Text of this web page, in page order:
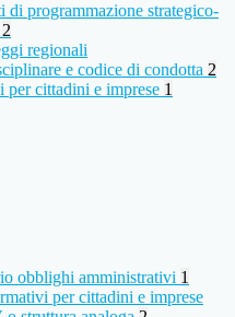
di programmazione strategico-
2
regionali
e codice di condotta 2
cittadini e imprese 1
obblighi amministrativi 1
per cittadini e imprese